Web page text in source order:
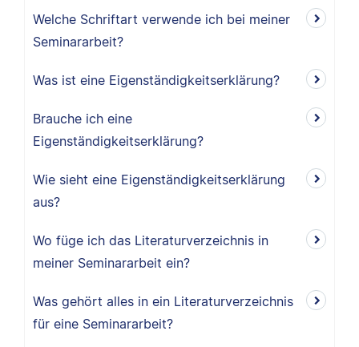
Welche Schriftart verwende ich bei meiner
Seminararbeit?
Was ist eine Eigenständigkeitserklärung?
Brauche ich eine
Eigenständigkeitserklärung?
Wie sieht eine Eigenständigkeitserklärung
aus?
Wo füge ich das Literaturverzeichnis in
meiner Seminararbeit ein?
Was gehört alles in ein Literaturverzeichnis
für eine Seminararbeit?